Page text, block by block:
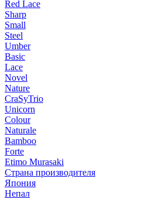
Red Lace
Sharp
Small
Steel
Umber
Basic
Lace
Novel
Nature
CraSyTrio
Unicorn
Colour
Naturale
Bamboo
Forte
Etimo Murasaki
Страна производителя
Япония
Непал